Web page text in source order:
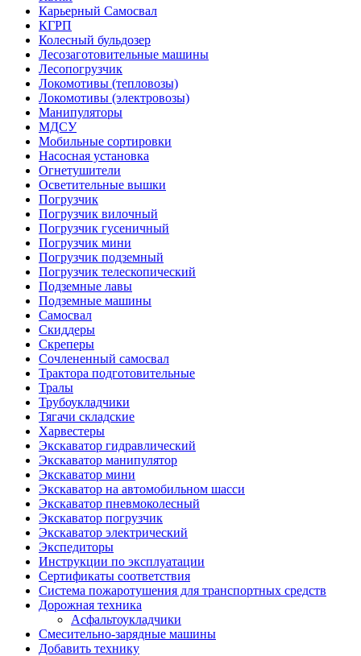
Карьерный Самосвал
КГРП
Колесный бульдозер
Лесозаготовительные машины
Лесопогрузчик
Локомотивы (тепловозы)
Локомотивы (электровозы)
Манипуляторы
МДСУ
Мобильные сортировки
Насосная установка
Огнетушители
Осветительные вышки
Погрузчик
Погрузчик вилочный
Погрузчик гусеничный
Погрузчик мини
Погрузчик подземный
Погрузчик телескопический
Подземные лавы
Подземные машины
Самосвал
Скиддеры
Скреперы
Сочлененный самосвал
Трактора подготовительные
Тралы
Трубоукладчики
Тягачи складские
Харвестеры
Экскаватор гидравлический
Экскаватор манипулятор
Экскаватор мини
Экскаватор на автомобильном шасси
Экскаватор пневмоколесный
Экскаватор погрузчик
Экскаватор электрический
Экспедиторы
Инструкции по эксплуатации
Сертификаты соответствия
Система пожаротушения для транспортных средств
Дорожная техника
Асфальтоукладчики
Смесительно-зарядные машины
Добавить технику